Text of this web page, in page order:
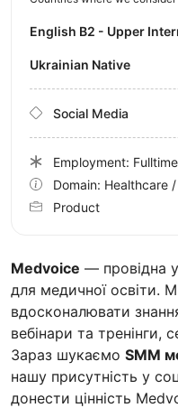
Medvoice — провідна
для медичної освіти.
вдосконалювати
вебінари та тренінги,
Зараз шукаємо SMM
нашу присутність у
донести цінність
English B2 - Upper
Ukrainian Native
Social Media
Employment: Fulltime
Domain: Healthcare
Product